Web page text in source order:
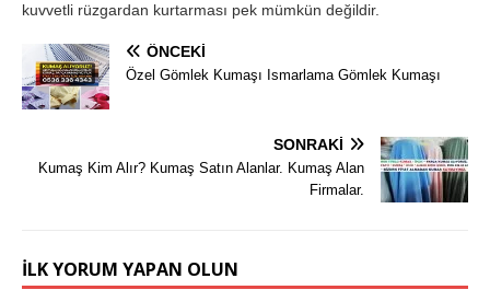
kuvvetli rüzgardan kurtarması pek mümkün değildir.
ÖNCEKI
Özel Gömlek Kumaşı Ismarlama Gömlek Kumaşı
SONRAKI
Kumaş Kim Alır? Kumaş Satın Alanlar. Kumaş Alan
Firmalar.
İLK YORUM YAPAN OLUN